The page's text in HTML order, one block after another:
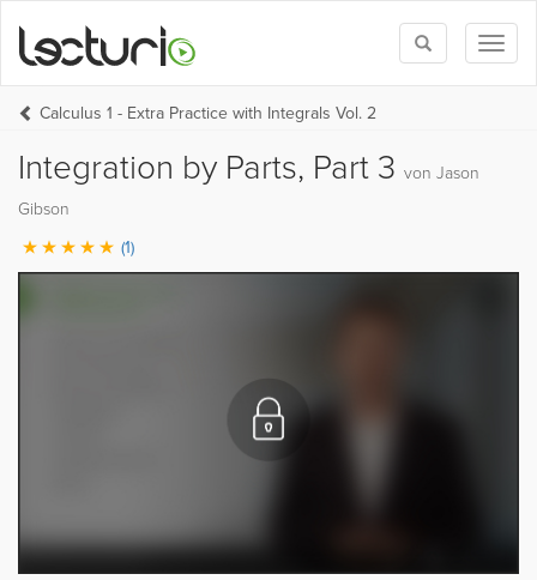
Toggle
search
Calculus 1 - Extra Practice with Integrals Vol. 2
Integration by Parts, Part 3 von Jason
Gibson
(1)